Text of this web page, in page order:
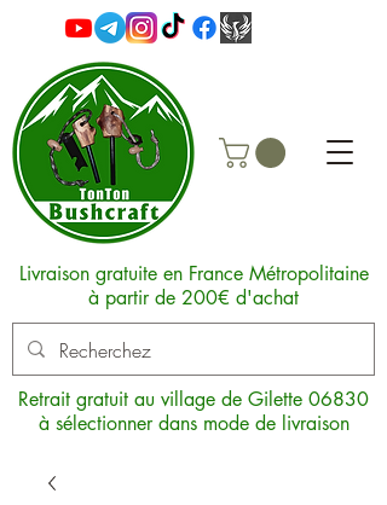
Livraison gratuite en France Métropolitaine
à partir de 200€ d'achat
Retrait gratuit au village de Gilette 06830
à sélectionner dans mode de livraison